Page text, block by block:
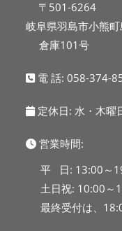
〒501-6264
岐阜県羽島市小熊
倉庫101号
電 話:058-374-
定休日: 水・木曜
営業時間:
平 日: 13:00～
土日祝: 10:00～
最終受付は、